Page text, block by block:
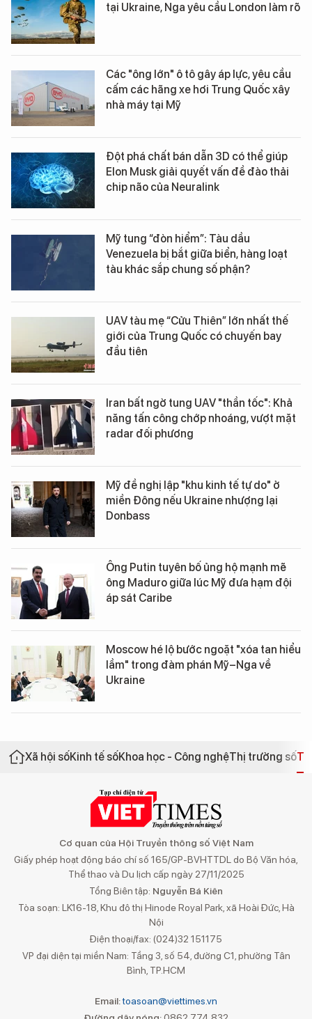
tại Ukraine, Nga yêu cầu London làm rõ
Các "ông lớn" ô tô gây áp lực, yêu cầu
cấm các hãng xe hơi Trung Quốc xây
nhà máy tại Mỹ
Đột phá chất bán dẫn 3D có thể giúp
Elon Musk giải quyết vấn đề đào thải
chip não của Neuralink
Mỹ tung “đòn hiểm”: Tàu dầu
Venezuela bị bắt giữa biển, hàng loạt
tàu khác sắp chung số phận?
UAV tàu mẹ “Cửu Thiên” lớn nhất thế
giới của Trung Quốc có chuyến bay
đầu tiên
Iran bất ngờ tung UAV "thần tốc": Khả
năng tấn công chớp nhoáng, vượt mặt
radar đối phương
Mỹ đề nghị lập "khu kinh tế tự do" ở
miền Đông nếu Ukraine nhượng lại
Donbass
Ông Putin tuyên bố ủng hộ mạnh mẽ
ông Maduro giữa lúc Mỹ đưa hạm đội
áp sát Caribe
Moscow hé lộ bước ngoặt "xóa tan hiểu
lầm" trong đàm phán Mỹ–Nga về
Ukraine
Xã hội sốKinh tế sốKhoa học - Công nghệThị trường số
Cơ quan của Hội Truyền thông số Việt Nam
Giấy phép hoạt động báo chí số 165/GP-BVHTTDL do Bộ Văn hóa,
Thể thao và Du lịch cấp ngày 27/11/2025
Tổng Biên tập: Nguyễn Bá Kiên
Tòa soạn: LK16-18, Khu đô thị Hinode Royal Park, xã Hoài Đức, Hà
Nội
Điện thoại/fax: (024)32 151175
VP đại diện tại miền Nam: Tầng 3, số 54, đường C1, phường Tân
Bình, TP.HCM
Email:toasoan@viettimes.vn